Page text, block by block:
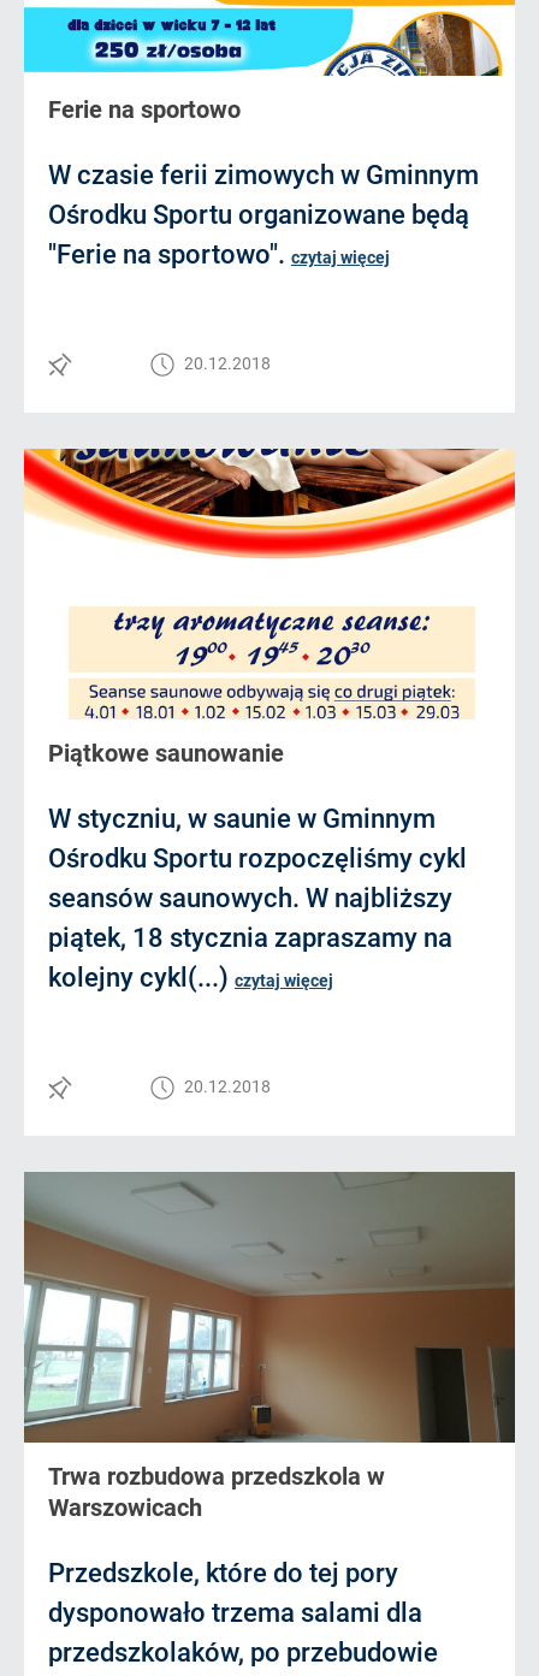
Ferie na sportowo
W czasie ferii zimowych w Gminnym
Ośrodku Sportu organizowane będą
"Ferie na sportowo". czytaj więcej
20.12.2018
Piątkowe saunowanie
W styczniu, w saunie w Gminnym
Ośrodku Sportu rozpoczęliśmy cykl
seansów saunowych. W najbliższy
piątek, 18 stycznia zapraszamy na
kolejny cykl(...) czytaj więcej
20.12.2018
Trwa rozbudowa przedszkola w
Warszowicach
Przedszkole, które do tej pory
dysponowało trzema salami dla
przedszkolaków, po przebudowie